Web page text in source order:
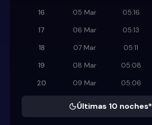
16
05 Mar 05:16
17
06 Mar 05:13
18
07 Mar 05:11
19
08 Mar 05:08
20
09 Mar 05:06
Últimas 10 noches*